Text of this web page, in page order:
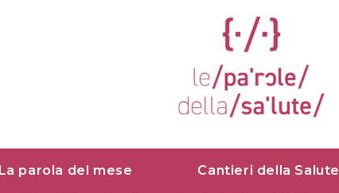
La parola del mese Cantieri della Salute